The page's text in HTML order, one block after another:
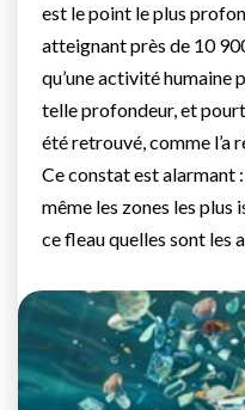
est le point le plus
atteignant près de 10
qu’une activité humaine
telle profondeur, et
été retrouvé, comme l’a
Ce constat est
même les zones les plus
ce fleau quelles sont les